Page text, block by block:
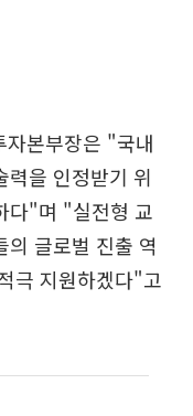
자본부장은 "국내
력을 인정받기 위
다"며 "실전형 교
의 글로벌 진출 역
극 지원하겠다"고